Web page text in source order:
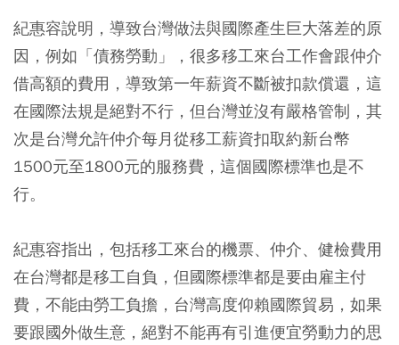
紀惠容說明，導致台灣做法與國際產生巨大落差的原
因，例如「債務勞動」，很多移工來台工作會跟仲介
借高額的費用，導致第一年薪資不斷被扣款償還，這
在國際法規是絕對不行，但台灣並沒有嚴格管制，其
次是台灣允許仲介每月從移工薪資扣取約新台幣
1500元至1800元的服務費，這個國際標準也是不
行。
紀惠容指出，包括移工來台的機票、仲介、健檢費用
在台灣都是移工自負，但國際標準都是要由雇主付
費，不能由勞工負擔，台灣高度仰賴國際貿易，如果
要跟國外做生意，絕對不能再有引進便宜勞動力的思